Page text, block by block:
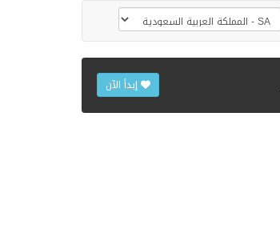
إبدأ الآن